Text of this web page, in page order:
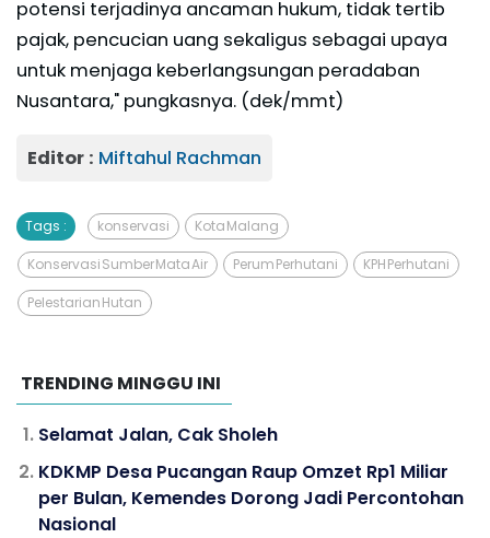
potensi terjadinya ancaman hukum, tidak tertib
pajak, pencucian uang sekaligus sebagai upaya
untuk menjaga keberlangsungan peradaban
Nusantara," pungkasnya. (dek/mmt)
Editor : Miftahul Rachman
Tags : konservasi Kota Malang
Konservasi Sumber Mata Air Perum Perhutani KPH Perhutani
Pelestarian Hutan
TRENDING MINGGU INI
Selamat Jalan, Cak Sholeh
KDKMP Desa Pucangan Raup Omzet Rp1 Miliar
per Bulan, Kemendes Dorong Jadi Percontohan
Nasional